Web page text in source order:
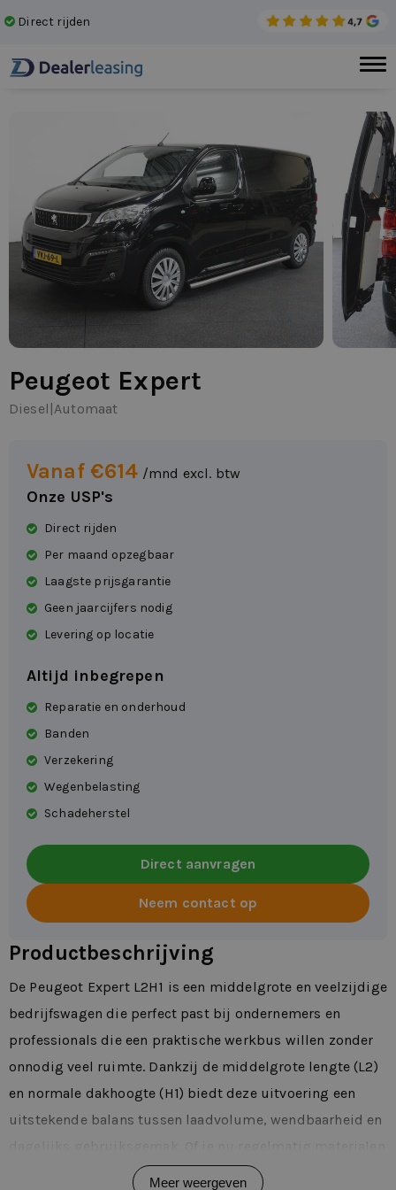
Direct rijden
Peugeot Expert
Diesel |Automaat
Vanaf €614 /mnd excl. btw
Onze USP's
Direct rijden
Per maand opzegbaar
Laagste prijsgarantie
Geen jaarcijfers nodig
Levering op locatie
Altijd inbegrepen
Reparatie en onderhoud
Banden
Verzekering
Wegenbelasting
Schadeherstel
Direct aanvragen
Neem contact op
Productbeschrijving
De Peugeot Expert L2H1 is een middelgrote en veelzijdige
bedrijfswagen die perfect past bij ondernemers en
professionals die een praktische werkbus willen zonder
onnodig veel ruimte. Dankzij de middelgrote lengte (L2)
en normale dakhoogte (H1) biedt deze uitvoering een
uitstekende balans tussen laadvolume, wendbaarheid en
vervoert, leveringen doet of meerdere opdrachten
Meer weergeven